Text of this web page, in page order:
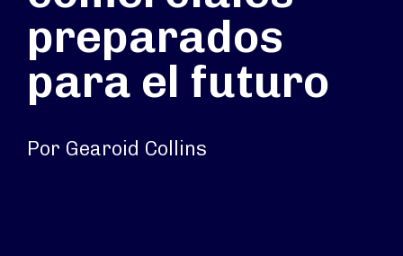
preparados
para el futuro
Por Gearoid Collins